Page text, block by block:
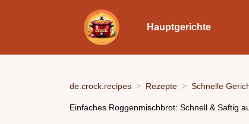
Hauptgerichte
de.crock.recipes Rezepte Schnelle
Einfaches Roggenmischbrot: Schnell & Saftig